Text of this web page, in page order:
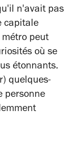
n'avait pas
capitale
peut
où se
étonnants.
quelques-
personne